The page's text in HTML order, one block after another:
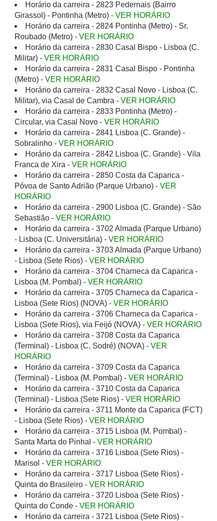
Horário da carreira - 2823 Pedernais (Bairro
Girassol) - Pontinha (Metro) - VER HORÁRIO
Horário da carreira - 2824 Pontinha (Metro) - Sr.
Roubado (Metro) - VER HORÁRIO
Horário da carreira - 2830 Casal Bispo - Lisboa (C.
Militar) - VER HORÁRIO
Horário da carreira - 2831 Casal Bispo - Pontinha
(Metro) - VER HORÁRIO
Horário da carreira - 2832 Casal Novo - Lisboa (C.
Militar), via Casal de Cambra - VER HORÁRIO
Horário da carreira - 2833 Pontinha (Metro) -
Circular, via Casal Novo - VER HORÁRIO
Horário da carreira - 2841 Lisboa (C. Grande) -
Sobralinho - VER HORÁRIO
Horário da carreira - 2842 Lisboa (C. Grande) - Vila
Franca de Xira - VER HORÁRIO
Horário da carreira - 2850 Costa da Caparica -
Póvoa de Santo Adrião (Parque Urbano) - VER
HORÁRIO
Horário da carreira - 2900 Lisboa (C. Grande) - São
Sebastião - VER HORÁRIO
Horário da carreira - 3702 Almada (Parque Urbano)
- Lisboa (C. Universitária) - VER HORÁRIO
Horário da carreira - 3703 Almada (Parque Urbano)
- Lisboa (Sete Rios) - VER HORÁRIO
Horário da carreira - 3704 Charneca da Caparica -
Lisboa (M. Pombal) - VER HORÁRIO
Horário da carreira - 3705 Charneca da Caparica -
Lisboa (Sete Rios) (NOVA) - VER HORÁRIO
Horário da carreira - 3706 Charneca da Caparica -
Lisboa (Sete Rios), via Feijó (NOVA) - VER HORÁRIO
Horário da carreira - 3708 Costa da Caparica
(Terminal) - Lisboa (C. Sodré) (NOVA) - VER
HORÁRIO
Horário da carreira - 3709 Costa da Caparica
(Terminal) - Lisboa (M. Pombal) - VER HORÁRIO
Horário da carreira - 3710 Costa da Caparica
(Terminal) - Lisboa (Sete Rios) - VER HORÁRIO
Horário da carreira - 3711 Monte da Caparica (FCT)
- Lisboa (Sete Rios) - VER HORÁRIO
Horário da carreira - 3715 Lisboa (M. Pombal) -
Santa Marta do Pinhal - VER HORÁRIO
Horário da carreira - 3716 Lisboa (Sete Rios) -
Marisol - VER HORÁRIO
Horário da carreira - 3717 Lisboa (Sete Rios) -
Quinta do Brasileiro - VER HORÁRIO
Horário da carreira - 3720 Lisboa (Sete Rios) -
Quinta do Conde - VER HORÁRIO
Horário da carreira - 3721 Lisboa (Sete Rios) -